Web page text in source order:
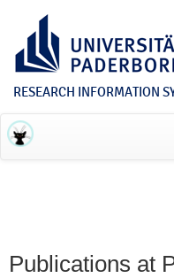
RESEARCH INFORMATION
Publications at